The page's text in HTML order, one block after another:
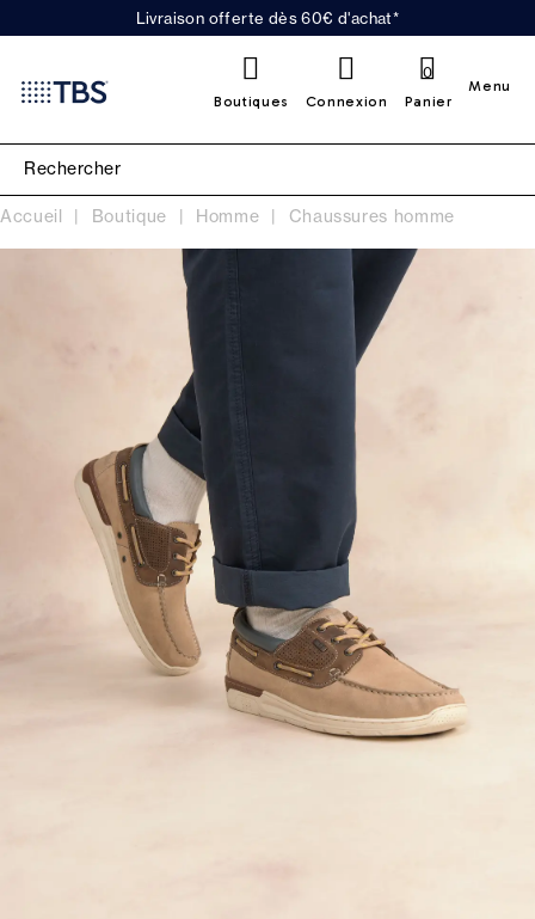
Livraison offerte dès 60€ d'achat*
Boutiques Connexion Panier
0
Menu
Accueil Boutique Homme Chaussures homme